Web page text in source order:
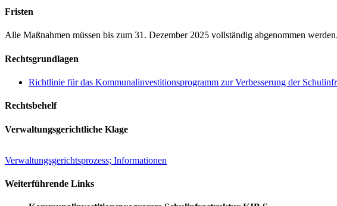
Fristen
Alle Maßnahmen müssen bis zum 31. Dezember 2025 vollständig abgenommen
Rechtsgrundlagen
Richtlinie für das Kommunalinvestitionsprogramm zur Verbesserung der
Rechtsbehelf
Verwaltungsgerichtliche Klage
Verwaltungsgerichtsprozess; Informationen
Weiterführende Links